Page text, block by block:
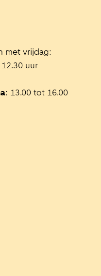
met vrijdag:
uur
: 13.00 tot 16.00